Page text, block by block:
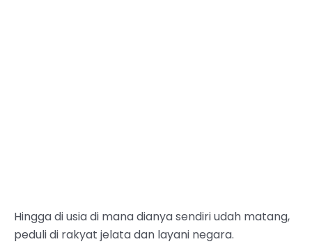
Hingga di usia di mana dianya sendiri udah matang,
peduli di rakyat jelata dan layani negara.